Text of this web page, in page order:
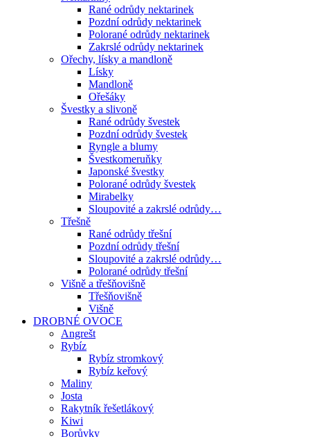
Rané odrůdy nektarinek
Pozdní odrůdy nektarinek
Polorané odrůdy nektarinek
Zakrslé odrůdy nektarinek
Ořechy, lísky a mandloně
Lísky
Mandloně
Ořešáky
Švestky a slivoně
Rané odrůdy švestek
Pozdní odrůdy švestek
Ryngle a blumy
Švestkomeruňky
Japonské švestky
Polorané odrůdy švestek
Mirabelky
Sloupovité a zakrslé odrůdy…
Třešně
Rané odrůdy třešní
Pozdní odrůdy třešní
Sloupovité a zakrslé odrůdy…
Polorané odrůdy třešní
Višně a třešňovišně
Třešňovišně
Višně
DROBNÉ OVOCE
Angrešt
Rybíz
Rybíz stromkový
Rybíz keřový
Maliny
Josta
Rakytník řešetlákový
Kiwi
Borůvky